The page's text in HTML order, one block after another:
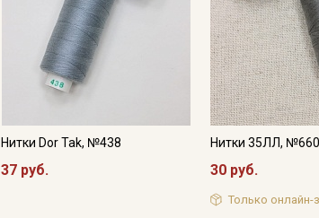
Нитки Dor Tak, №438
37 руб.
Нитки 35ЛЛ,
30 руб.
Только онлайн-